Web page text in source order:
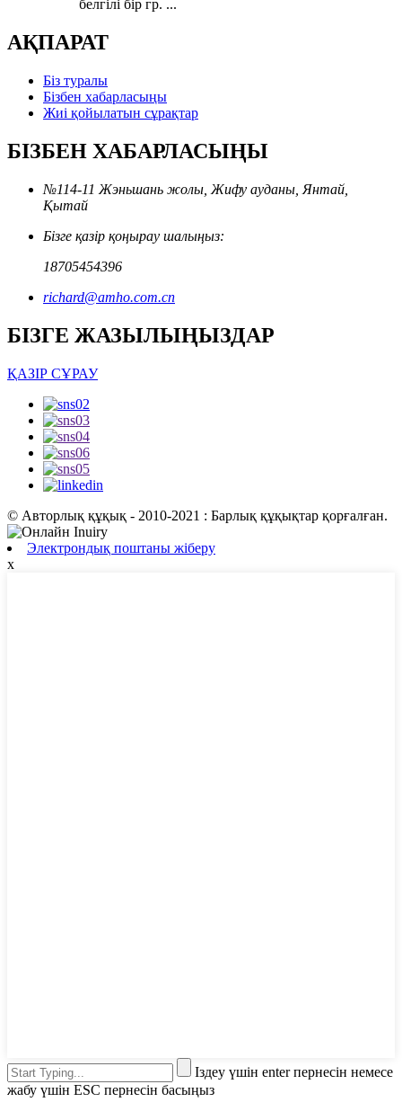
белгілі бір гр. ...
АҚПАРАТ
Біз туралы
Бізбен хабарласыңы
Жиі қойылатын сұрақтар
БІЗБЕН ХАБАРЛАСЫҢЫ
№114-11 Жэньшань жолы, Жифу ауданы, Янтай,
Қытай
Бізге қазір қоңырау шалыңыз:
18705454396
richard@amho.com.cn
БІЗГЕ ЖАЗЫЛЫҢЫЗДАР
ҚАЗІР СҰРАУ
© Авторлық құқық - 2010-2021 : Барлық құқықтар қорғалған.
Электрондық поштаны жіберу
x
Іздеу үшін enter пернесін немесе
жабу үшін ESC пернесін басыңыз